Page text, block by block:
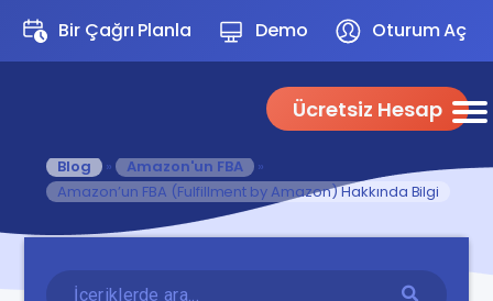
Bir Çağrı Planla Demo Oturum Aç
Ücretsiz Hesap
Blog » Amazon'un FBA »
Amazon’un FBA (Fulfillment by Amazon) Hakkında Bilgi